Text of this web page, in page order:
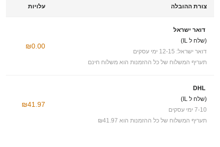
צורת ההובלה עלויות
דואר ישראל
(שלח ל IL)
דואר ישראל: 12-15 ימי עסקים
תעריף המשלוח של כל ההזמנות הוא משלוח חינם
₪0.00
DHL
(שלח ל IL)
7-10 ימי עסקים
תעריף המשלוח של כל ההזמנות הוא ₪41.97
₪41.97